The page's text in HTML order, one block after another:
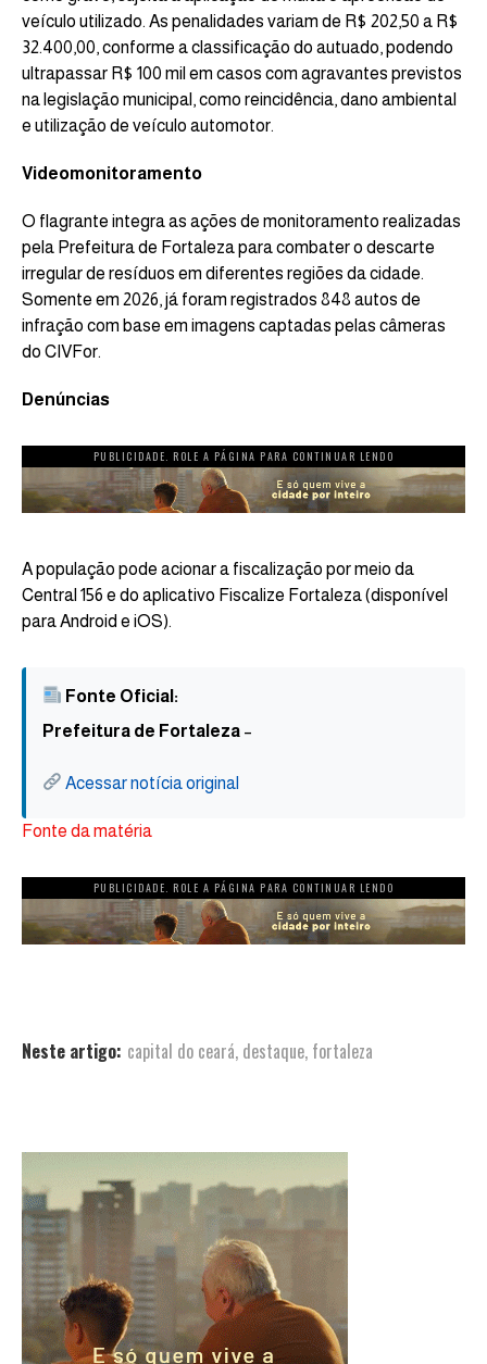
veículo utilizado. As penalidades variam de R$ 202,50 a R$
32.400,00, conforme a classificação do autuado, podendo
ultrapassar R$ 100 mil em casos com agravantes previstos
na legislação municipal, como reincidência, dano ambiental
e utilização de veículo automotor.
Videomonitoramento
O flagrante integra as ações de monitoramento realizadas
pela Prefeitura de Fortaleza para combater o descarte
irregular de resíduos em diferentes regiões da cidade.
Somente em 2026, já foram registrados 848 autos de
infração com base em imagens captadas pelas câmeras
do CIVFor.
Denúncias
PUBLICIDADE. ROLE A PÁGINA PARA CONTINUAR LENDO
A população pode acionar a fiscalização por meio da
Central 156 e do aplicativo Fiscalize Fortaleza (disponível
para Android e iOS).
Fonte Oficial:
Prefeitura de Fortaleza –
Acessar notícia original
Fonte da matéria
PUBLICIDADE. ROLE A PÁGINA PARA CONTINUAR LENDO
Neste artigo: capital do ceará, destaque, fortaleza